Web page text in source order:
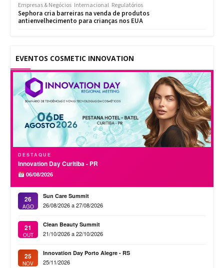
Empresas & Negócios Internacional Regulatórios
Sephora cria barreiras na venda de produtos
antienvelhecimento para crianças nos EUA
EVENTOS COSMETIC INNOVATION
DESTAQUE
Innovation Day Curitiba - PR
06/08/2026
26
AGO
Sun Care Summit
26/08/2026 a 27/08/2026
21
OUT
Clean Beauty Summit
21/10/2026 a 22/10/2026
25
NOV
Innovation Day Porto Alegre - RS
25/11/2026